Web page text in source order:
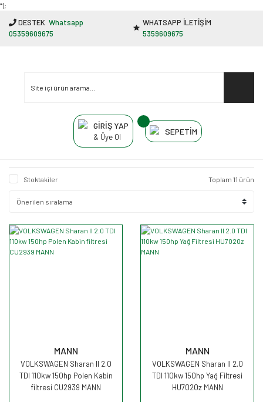
"');
DESTEK Whatsapp
05359609675
WHATSAPP İLETİŞİM
5359609675
GİRİŞ YAP
& Üye Ol
SEPETİM
Stoktakiler Toplam 11 ürün
MANN
VOLKSWAGEN Sharan II 2.0
TDI 110kw 150hp Polen Kabin
filtresi CU2939 MANN
MANN
VOLKSWAGEN Sharan II 2.0
TDI 110kw 150hp Yağ Filtresi
HU7020z MANN